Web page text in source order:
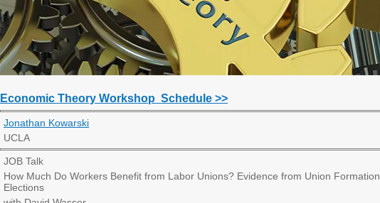
Economic Theory Workshop Schedule >>
Jonathan Kowarski
UCLA
JOB Talk
How Much Do Workers Benefit from Labor Unions? Evidence from Union Formation
Elections